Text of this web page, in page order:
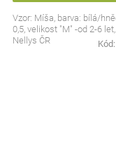
Vzor: Míša, barva: bílá/
0,5, velikost "M" -od 2-6
Nellys ČR
Kód: